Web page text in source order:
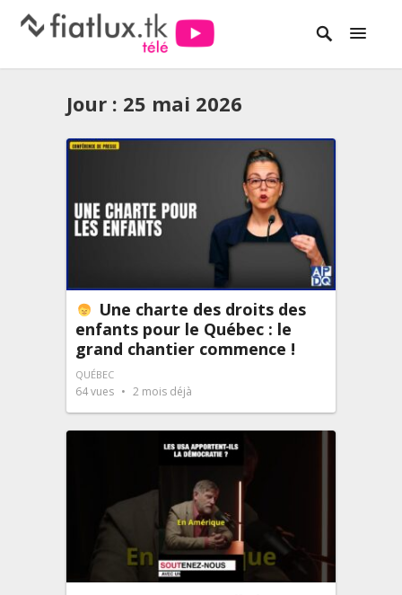
Jour : 25 mai 2026
Une charte des droits des
enfants pour le Québec : le
grand chantier commence !
QUÉBEC
64vues 2 mois déjà